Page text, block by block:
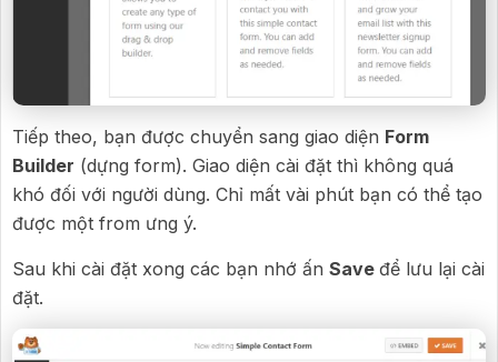
Tiếp theo, bạn được chuyển sang giao diện Form
Builder (dựng form). Giao diện cài đặt thì không quá
khó đối với người dùng. Chỉ mất vài phút bạn có thể tạo
được một from ưng ý.
Sau khi cài đặt xong các bạn nhớ ấn Save để lưu lại cài
đặt.